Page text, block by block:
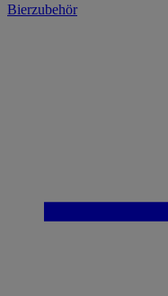
Bierzubehör